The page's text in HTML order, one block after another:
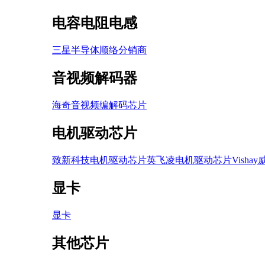
电容电阻电感
三星半导体顺络分销商
音视频解码器
海奇音视频编解码芯片
电机驱动芯片
致新科技电机驱动芯片英飞凌电机驱动芯片Vishay
显卡
显卡
其他芯片